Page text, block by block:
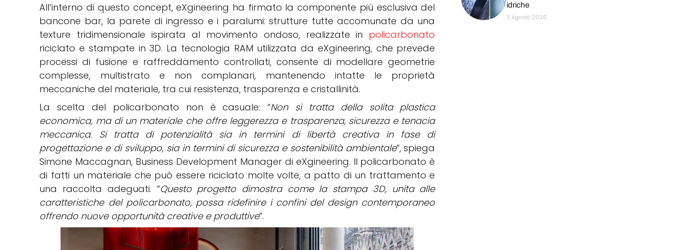
All’interno di questo concept, eXgineering ha firmato la componente più esclusiva del
bancone bar, la parete di ingresso e i paralumi: strutture tutte accomunate da una
texture tridimensionale ispirata al movimento ondoso, realizzate in policarbonato
riciclato e stampate in 3D. La tecnologia RAM utilizzata da eXgineering, che prevede
processi di fusione e raffreddamento controllati, consente di modellare geometrie
complesse, multistrato e non complanari, mantenendo intatte le proprietà
meccaniche del materiale, tra cui resistenza, trasparenza e cristallinità.
La scelta del policarbonato non è casuale: “Non si tratta della solita plastica
economica, ma di un materiale che offre leggerezzae trasparenza, sicurezzae tenacia
meccanica. Si trattadi potenzialità siain termini di libertà creativain fasedi
progettazionee di sviluppo, siain termini di sicurezzae sostenibilità ambientale”, spiega
Simone Maccagnan, Business Development Manager di eXgineering. ll policarbonato è
di fatti un materiale che può essere riciclato molte volte, a patto di un trattamento e
una raccolta adeguati. “Questo progetto dimostra come la stampa 3D, unita alle
caratteristiche del policarbonato, possa ridefinire i confini del design contemporaneo
offrendo nuove opportunità creative e produttive”.
idriche
3 Agosto 2026